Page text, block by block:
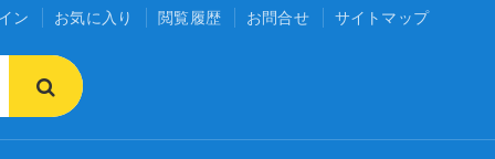
ン お気に入り 閲覧履歴 お問合せ サイトマップ